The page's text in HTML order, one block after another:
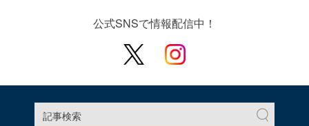
公式SNSで情報配信中！
記事検索